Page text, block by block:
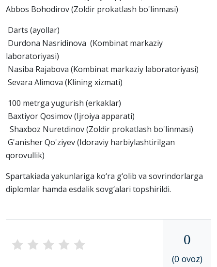
Abbos Bohodirov (Zoldir prokatlash bo'linmasi)
Darts (ayollar)
Durdona Nasridinova (Kombinat markaziy
laboratoriyasi)
Nasiba Rajabova (Kombinat markaziy laboratoriyasi)
Sevara Alimova (Klining xizmati)
100 metrga yugurish (erkaklar)
Baxtiyor Qosimov (Ijroiya apparati)
Shaxboz Nuretdinov (Zoldir prokatlash bo'linmasi)
G'anisher Qo'ziyev (Idoraviy harbiylashtirilgan
qorovullik)
Spartakiada yakunlariga ko‘ra g‘olib va sovrindorlarga
diplomlar hamda esdalik sovg‘alari topshirildi.
0
(0 ovoz)